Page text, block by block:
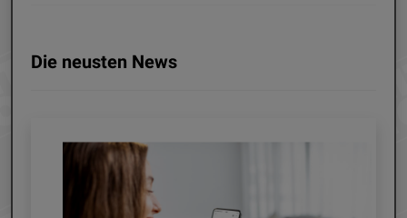
Die neusten News